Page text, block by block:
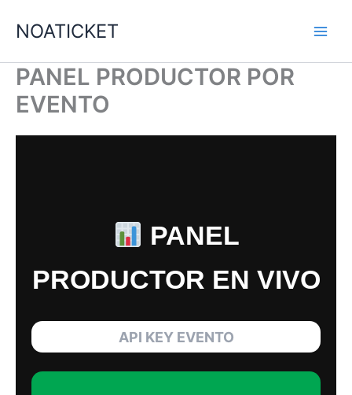
NOATICKET
PANEL PRODUCTOR POR
EVENTO
PANEL
PRODUCTOR EN VIVO